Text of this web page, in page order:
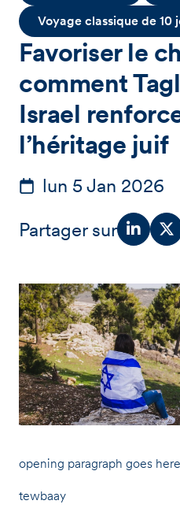
Voyage classique de 10
Favoriser le
comment
Israel
l’héritage juif
lun 5 Jan 2026
Partager sur
opening paragraph goes here
tewbaay